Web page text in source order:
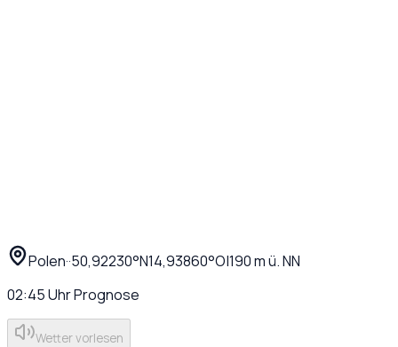
Polen··50,92230°N14,93860°O|190m ü. NN
02:45UhrPrognose
Wetter vorlesen